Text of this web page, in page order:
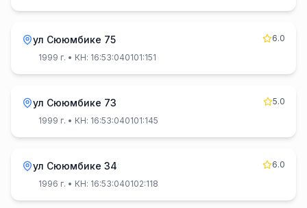
ул Сююмбике 75
6.0
1999 г. • КН: 16:53:040101:151
ул Сююмбике 73
5.0
1999 г. • КН: 16:53:040101:145
ул Сююмбике 34
6.0
1996 г. • КН: 16:53:040102:118